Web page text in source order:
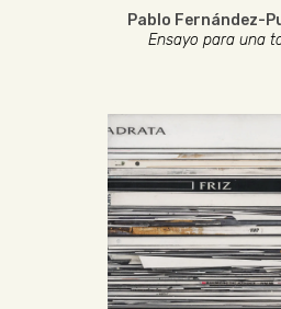
Pablo Fernández-
Ensayo para una